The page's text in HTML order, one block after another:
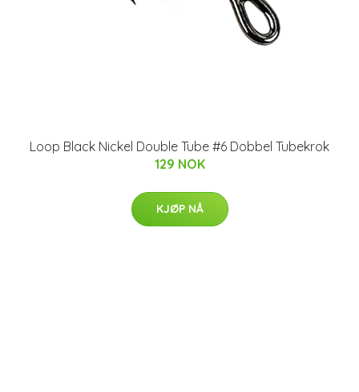
Loop Black Nickel Double Tube #6 Dobbel Tubekrok
129 NOK
KJØP NÅ